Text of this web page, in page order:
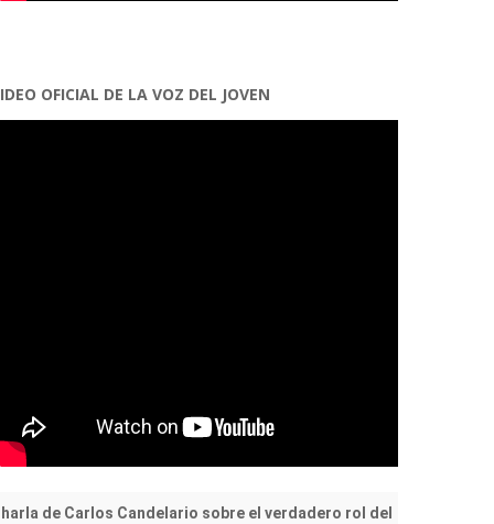
OFICIAL DE LA VOZ DEL JOVEN
de Carlos Candelario sobre el verdadero rol del